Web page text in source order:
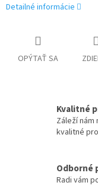
Detailné informácie
OPÝTAŤ SA
Kvalitné
Záleží
kvalitné
Odborné
Radi vám